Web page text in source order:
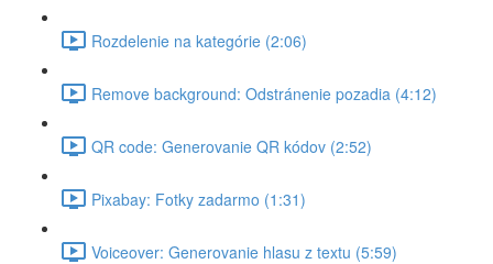
Rozdelenie na kategórie (2:06)
Remove background: Odstránenie pozadia (4:12)
QR code: Generovanie QR kódov (2:52)
Pixabay: Fotky zadarmo (1:31)
Voiceover: Generovanie hlasu z textu (5:59)